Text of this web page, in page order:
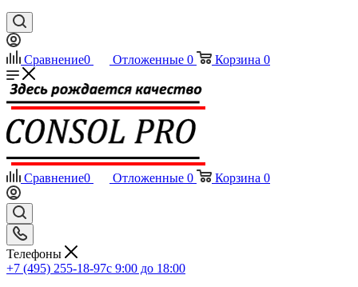
Сравнение0 Отложенные 0 Корзина 0
Сравнение0 Отложенные 0 Корзина 0
Телефоны
+7 (495) 255-18-97с 9:00 до 18:00